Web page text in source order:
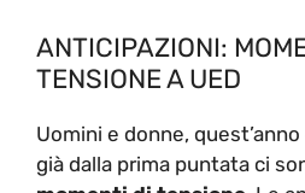
ANTICIPAZIONI:
TENSIONE A UED
Uomini e donne,
già dalla prima puntata ci